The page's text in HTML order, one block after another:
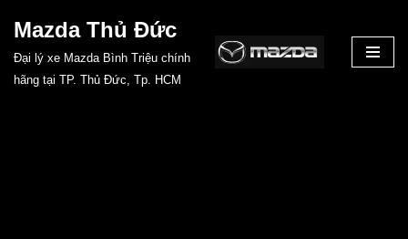
Mazda Thủ Đức
Đại lý xe Mazda Bình Triệu chính
hãng tại TP. Thủ Đức, Tp. HCM